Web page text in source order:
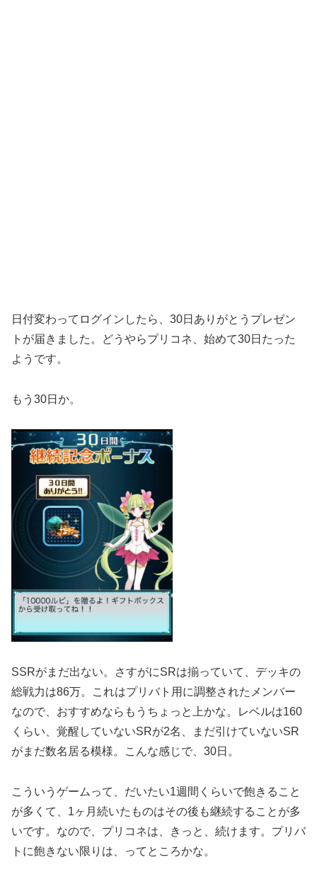
日付変わってログインしたら、30日ありがとうプレゼン
トが届きました。どうやらプリコネ、始めて30日たった
ようです。
もう30日か。
SSRがまだ出ない。さすがにSRは揃っていて、デッキの
総戦力は86万。これはプリバト用に調整されたメンバー
なので、おすすめならもうちょっと上かな。レベルは160
くらい、覚醒していないSRが2名、まだ引けていないSR
がまだ数名居る模様。こんな感じで、30日。
こういうゲームって、だいたい1週間くらいで飽きること
が多くて、1ヶ月続いたものはその後も継続することが多
いです。なので、プリコネは、きっと、続けます。プリバ
トに飽きない限りは、ってところかな。